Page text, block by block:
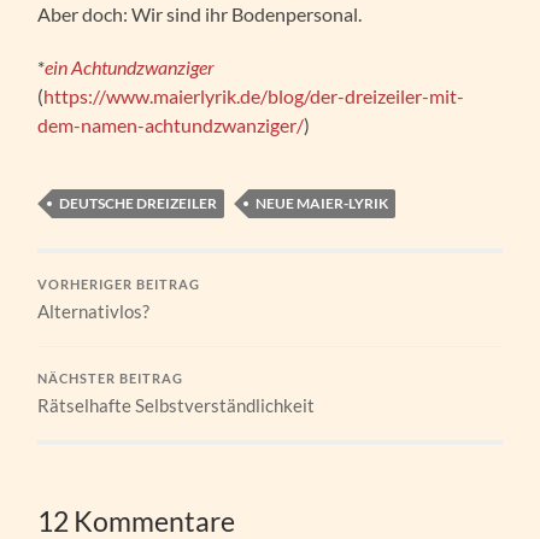
Aber doch: Wir sind ihr Bodenpersonal.
*ein Achtundzwanziger
(https://www.maierlyrik.de/blog/der-dreizeiler-mit-
dem-namen-achtundzwanziger/)
DEUTSCHE DREIZEILER NEUE MAIER-LYRIK
VORHERIGER BEITRAG
Alternativlos?
NÄCHSTER BEITRAG
Rätselhafte Selbstverständlichkeit
12 Kommentare